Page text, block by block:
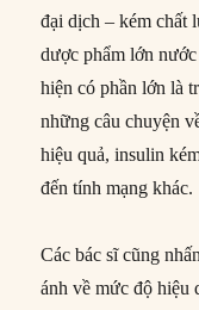
đại dịch – kém chất
dược phẩm lớn
hiện có phần lớn là
những câu chuyện
hiệu quả, insulin
đến tính mạng khác.
Các bác sĩ cũng
ánh về mức độ hiệu